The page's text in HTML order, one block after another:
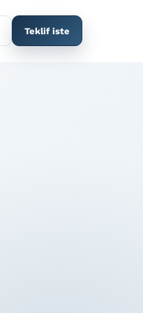
Teklif iste